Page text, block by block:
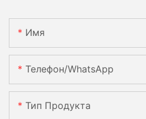
Имя
Телефон/WhatsApp
Тип Продукта